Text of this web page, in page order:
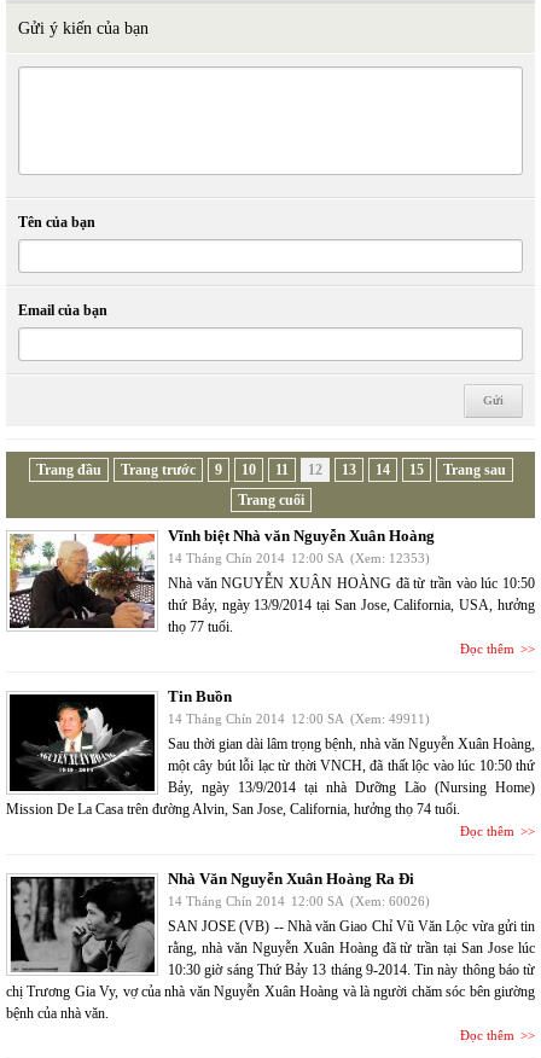
Gửi ý kiến của bạn
Tên của bạn
Email của bạn
Trang đầu Trang trước 9 10 11 12 13 14 15
Trang sau
Trang cuối
Vĩnh biệt Nhà văn Nguyễn Xuân Hoàng
14 Tháng Chín 2014 12:00 SA (Xem: 12353)
Nhà văn NGUYỄN XUÂN HOÀNG đã từ trần vào lúc 10:50
thứ Bảy, ngày 13/9/2014 tại San Jose, California, USA, hưởng
thọ 77 tuổi.
Đọc thêm
Tin Buồn
14 Tháng Chín 2014 12:00 SA (Xem: 49911)
Sau thời gian dài lâm trọng bệnh, nhà văn Nguyễn Xuân Hoàng,
một cây bút lỗi lạc từ thời VNCH, đã thất lộc vào lúc 10:50 thứ
Bảy, ngày 13/9/2014 tại nhà Dưỡng Lão (Nursing Home)
Mission De La Casa trên đường Alvin, San Jose, California, hưởng thọ 74 tuổi.
Đọc thêm
Nhà Văn Nguyễn Xuân Hoàng Ra Đi
14 Tháng Chín 2014 12:00 SA (Xem: 60026)
SAN JOSE (VB) -- Nhà văn Giao Chỉ Vũ Văn Lộc vừa gửi tin
rằng, nhà văn Nguyễn Xuân Hoàng đã từ trần tại San Jose lúc
10:30 giờ sáng Thứ Bảy 13 tháng 9-2014. Tin này thông báo từ
chị Trương Gia Vy, vợ của nhà văn Nguyễn Xuân Hoàng và là người chăm sóc bên giường
bệnh của nhà văn.
Đọc thêm